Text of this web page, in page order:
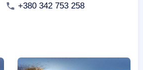
+380 342 753 258